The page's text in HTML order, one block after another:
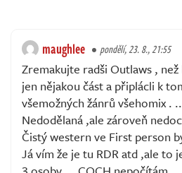
maughlee pondělí, 23. 8., 21:55
Zremakujte radši Outlaws ,
jen nějakou část a připlácli k
všemožných žánrů všehomix . ..
Nedodělaná ,ale zároveň
Čistý western ve First person
Já vím že je tu RDR atd ,ale to